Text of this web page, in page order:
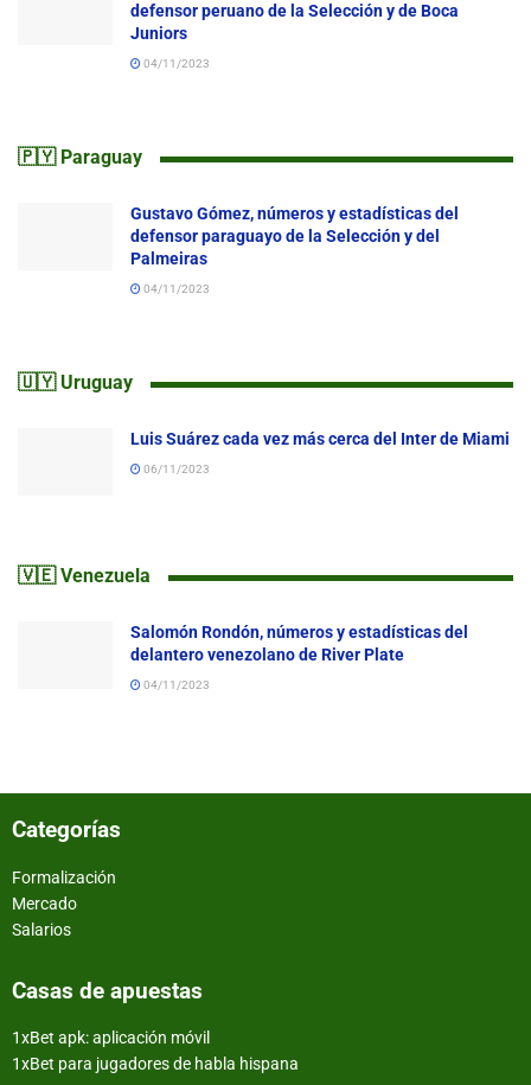
defensor peruano de la Selección y de Boca
Juniors
04/11/2023
🇵🇾 Paraguay
Gustavo Gómez, números y estadísticas del
defensor paraguayo de la Selección y del
Palmeiras
04/11/2023
🇺🇾 Uruguay
Luis Suárez cada vez más cerca del Inter de Miami
06/11/2023
🇻🇪 Venezuela
Salomón Rondón, números y estadísticas del
delantero venezolano de River Plate
04/11/2023
Categorías
Formalización
Mercado
Salarios
Casas de apuestas
1xBet apk: aplicación móvil
1xBet para jugadores de habla hispana